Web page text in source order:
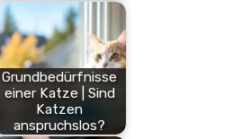
Grundbedürfnisse
einer Katze | Sind
Katzen
anspruchslos?